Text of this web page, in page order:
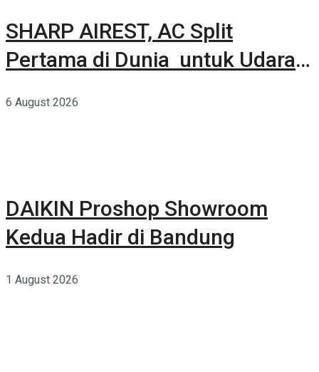
SHARP AIREST, AC Split
Pertama di Dunia untuk Udara
6 August 2026
DAIKIN Proshop Showroom
Kedua Hadir di Bandung
1 August 2026